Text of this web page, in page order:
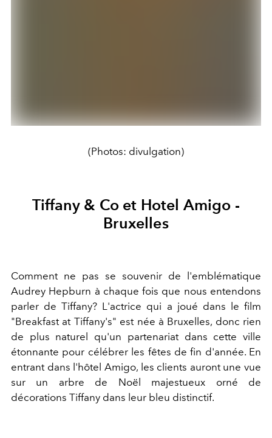
(Photos: divulgation)
Tiffany & Co et Hotel Amigo -
Bruxelles
Comment ne pas se souvenir de l'emblématique
Audrey Hepburn à chaque fois que nous entendons
parler de Tiffany? L'actrice qui a joué dans le film
"Breakfast at Tiffany's" est née à Bruxelles, donc rien
de plus naturel qu'un partenariat dans cette ville
étonnante pour célébrer les fêtes de fin d'année. En
entrant dans l'hôtel Amigo, les clients auront une vue
sur un arbre de Noël majestueux orné de
décorations Tiffany dans leur bleu distinctif.